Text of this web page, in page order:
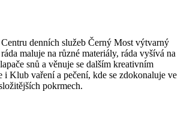
denních služeb Černý Most výtvarný
maluje na různé materiály, ráda vyšívá na
snů a věnuje se dalším kreativním
i Klub vaření a pečení, kde se zdokonaluje ve
pokrmech.